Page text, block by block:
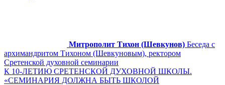
Митрополит Тихон (Шевкунов) Беседа с
архимандритом Тихоном (Шевкуновым), ректором
Сретенской духовной семинарии
К 10-ЛЕТИЮ СРЕТЕНСКОЙ ДУХОВНОЙ ШКОЛЫ.
«СЕМИНАРИЯ ДОЛЖНА БЫТЬ ШКОЛОЙ